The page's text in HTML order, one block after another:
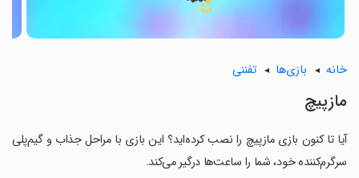
خانه بازی‌ها تفننی
مازپیچ
آیا تا کنون بازی مازپیچ را نصب کرده‌اید؟ این بازی با مراحل جذاب و گیم‌پلی
سرگرم‌کننده خود، شما را ساعت‌ها درگیر می‌کند.